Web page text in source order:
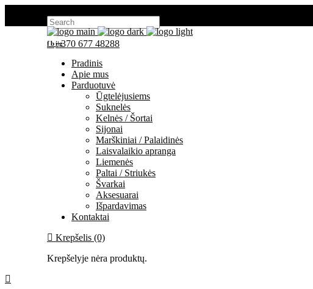
+370 677 48288
fbig
Pradinis
Apie mus
Parduotuvė
Ūgtelėjusiems
Suknelės
Kelnės / Šortai
Sijonai
Marškiniai / Palaidinės
Laisvalaikio apranga
Liemenės
Paltai / Striukės
Švarkai
Aksesuarai
Išpardavimas
Kontaktai
Krepšelis (0)
Krepšelyje nėra produktų.